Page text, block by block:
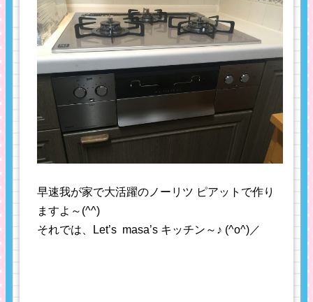
早速我が家で大活躍のノーリツ ピアットで作り
ますよ～(^^)
それでは、Let’s masa’s キッチン～♪ (^o^)／